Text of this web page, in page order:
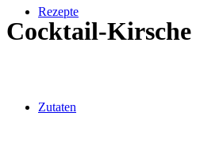
Rezepte
Zutaten
Cocktail-Kirsche